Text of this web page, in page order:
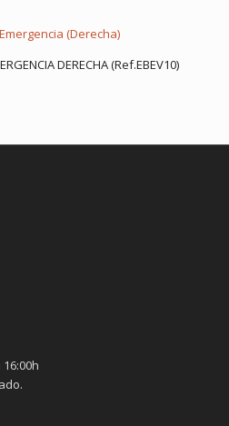
DERECHA (Ref.EBEV10)